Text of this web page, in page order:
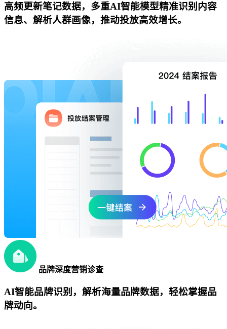
高频更新笔记数据，多重AI智能模型精准识别内容
信息、解析人群画像，推动投放高效增长。
品牌深度营销诊查
AI智能品牌识别，解析海量品牌数据，轻松掌握品
牌动向。